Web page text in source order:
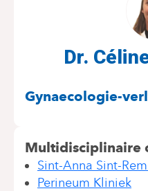
Dr.
Gynaecologie-
Multidisciplinaire
Sint-Anna Sint-
Perineum Kliniek